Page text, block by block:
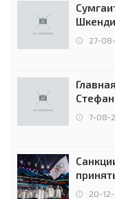
0:227-
7-08-
20-